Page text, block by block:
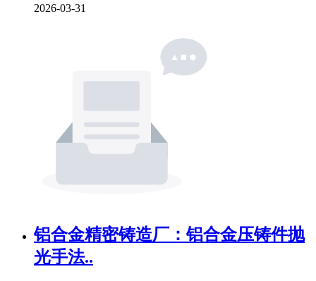
2026-03-31
铝合金精密铸造厂：铝合金压铸件抛
光手法..